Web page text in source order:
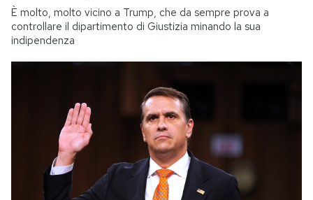
È molto, molto vicino a Trump, che da sempre prova a
controllare il dipartimento di Giustizia minando la sua
indipendenza